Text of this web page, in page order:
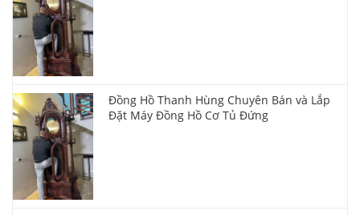
Đồng Hồ Thanh Hùng Chuyên Bán và Lắp
Đặt Máy Đồng Hồ Cơ Tủ Đứng